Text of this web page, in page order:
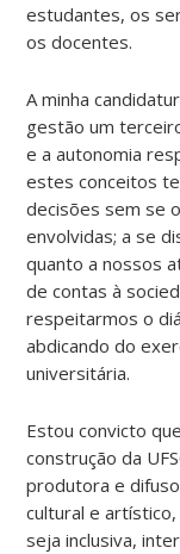
estudantes, os
os docentes.
A minha
gestão um
e a autonomia
estes conceitos
decisões sem se
envolvidas; a se
quanto a nossos
de contas à
respeitarmos o
abdicando do
universitária.
Estou convicto
construção da
produtora e
cultural e
seja inclusiva,